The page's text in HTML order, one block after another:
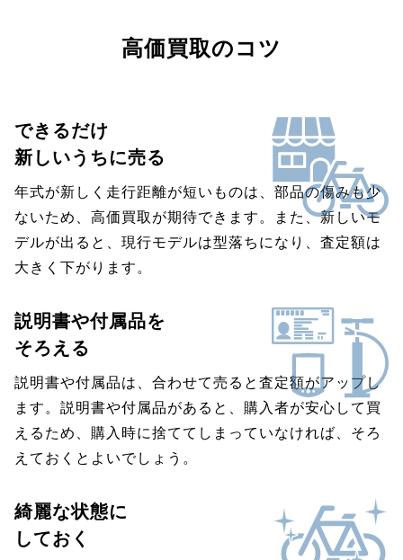
高価買取のコツ
できるだけ
新しいうちに売る
年式が新しく走行距離が短いものは、部品の傷みも少
ないため、高価買取が期待できます。また、新しいモ
デルが出ると、現行モデルは型落ちになり、査定額は
大きく下がります。
説明書や付属品を
そろえる
説明書や付属品は、合わせて売ると査定額がアップし
ます。説明書や付属品があると、購入者が安心して買
えるため、購入時に捨ててしまっていなければ、そろ
えておくとよいでしょう。
綺麗な状態に
しておく